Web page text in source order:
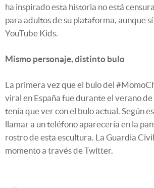
ha inspirado esta historia no está
para adultos de su plataforma, aunque sí
YouTube Kids.
Mismo personaje, distinto bulo
La primera vez que el bulo del
viral en España fue durante el verano
tenía que ver con el bulo actual. Según
llamar a un teléfono aparecería en la
rostro de esta escultura. La Guardia
momento a través de Twitter.